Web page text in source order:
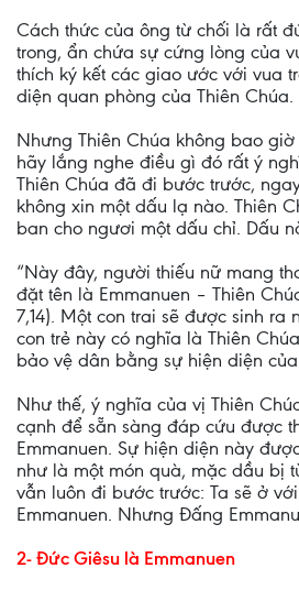
Cách thức của ông từ chối là rất
trong, ẩn chứa sự cứng lòng của
thích ký kết các giao ước với vua
diện quan phòng của Thiên Chúa.
Nhưng Thiên Chúa không bao
hãy lắng nghe điều gì đó rất ý
Thiên Chúa đã đi bước trước,
không xin một dấu lạ nào. Thiên
ban cho ngươi một dấu chỉ. Dấu
“Này đây, người thiếu nữ mang
đặt tên là Emmanuen – Thiên
7,14). Một con trai sẽ được sinh ra
con trẻ này có nghĩa là Thiên
bảo vệ dân bằng sự hiện diện
Như thế, ý nghĩa của vị Thiên
cạnh để sẵn sàng đáp cứu được
Emmanuen. Sự hiện diện này
như là một món quà, mặc dầu bị
vẫn luôn đi bước trước: Ta sẽ ở
Emmanuen. Nhưng Đấng
2- Đức Giêsu là Emmanuen